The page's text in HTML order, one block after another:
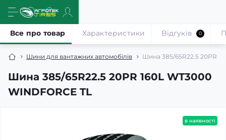
Шини для вантажних автомобілів Шина 385/65R22.5 20PR
Шина 385/65R22.5 20PR 160L WT3000
WINDFORCE TL
Все про товар Характеристики Відгуків 0
в наявності